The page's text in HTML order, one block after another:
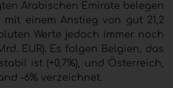
Arabischen Emirate belegen
einem Anstieg von gut 21,2
Werte jedoch immer noch
EUR). Es folgen Belgien, das
ist (+0,7%), und Österreich,
-6% verzeichnet.